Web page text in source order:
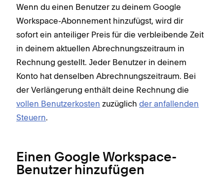
Wenn du einen Benutzer zu deinem Google
Workspace-Abonnement hinzufügst, wird dir
sofort ein anteiliger Preis für die verbleibende Zeit
in deinem aktuellen Abrechnungszeitraum in
Rechnung gestellt. Jeder Benutzer in deinem
Konto hat denselben Abrechnungszeitraum. Bei
der Verlängerung enthält deine Rechnung die
vollen Benutzerkosten zuzüglich der anfallenden
Steuern.
Einen Google Workspace-
Benutzer hinzufügen